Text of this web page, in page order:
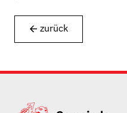
zurück